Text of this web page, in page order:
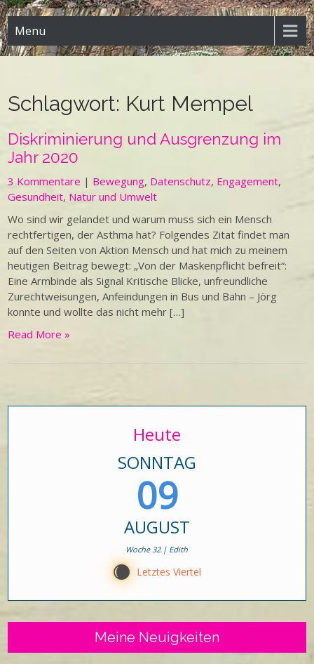
Menu
Schlagwort: Kurt Mempel
Diskriminierung und Ausgrenzung im
Jahr 2020
3 Kommentare | Bewegung, Datenschutz, Engagement,
Gesundheit, Natur und Umwelt
Wo sind wir gelandet und warum muss sich ein Mensch
rechtfertigen, der Asthma hat? Folgendes Zitat findet man
auf den Seiten von Aktion Mensch und hat mich zu meinem
heutigen Beitrag bewegt: „Von der Maskenpflicht befreit“:
Eine Armbinde als Signal Kritische Blicke, unfreundliche
Zurechtweisungen, Anfeindungen in Bus und Bahn – Jörg
konnte und wollte das nicht mehr […]
Read More »
Heute
SONNTAG
09
AUGUST
Woche 32 | Edith
X Letztes Viertel
Meine Neuigkeiten